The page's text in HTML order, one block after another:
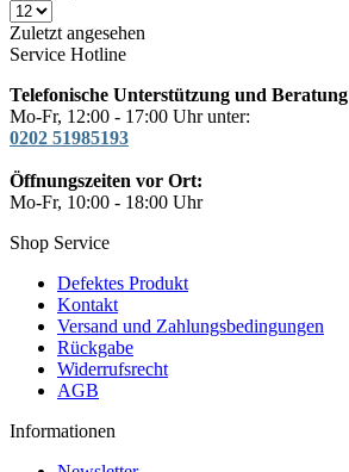
Zuletzt angesehen
Service Hotline
Telefonische Unterstützung und Beratung
Mo-Fr, 12:00 - 17:00 Uhr unter:
0202 51985193
Öffnungszeiten vor Ort:
Mo-Fr, 10:00 - 18:00 Uhr
Shop Service
Defektes Produkt
Kontakt
Versand und Zahlungsbedingungen
Rückgabe
Widerrufsrecht
AGB
Informationen